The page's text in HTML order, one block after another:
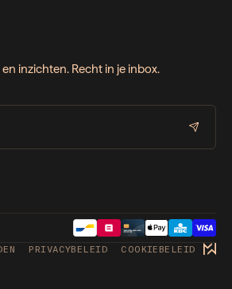
inzichten. Recht in je inbox.
PRIVACYBELEID COOKIEBELEID